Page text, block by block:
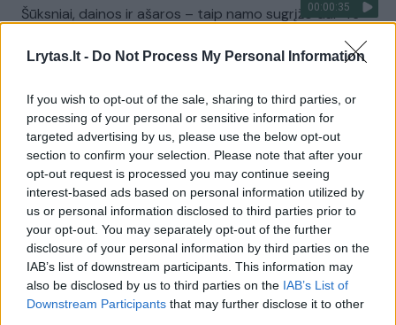
Lrytas.lt - Do Not Process My Personal Information
If you wish to opt-out of the sale, sharing to third parties, or
processing of your personal or sensitive information for
targeted advertising by us, please use the below opt-out
section to confirm your selection. Please note that after your
opt-out request is processed you may continue seeing
interest-based ads based on personal information utilized by
us or personal information disclosed to third parties prior to
your opt-out. You may separately opt-out of the further
disclosure of your personal information by third parties on the
IAB’s list of downstream participants. This information may
also be disclosed by us to third parties on the IAB’s List of
Downstream Participants that may further disclose it to other
00:00:35
Šūksniai, dainos ir ašaros – taip namo sugrįžo dar 49
Žinios | Pasaulis
00:00:47
Dar vieni sėkmingi mainai: į Ukrainą iš rusų nelaisvės
grįžo 115 karių
Žinios | Pasaulis
00:00:21
Kyjivo pajėgos, pasistūmėjusios 35 km į priekį, dalijasi
vaizdais: nufilmavo sulaikytų rusų grupę
Žinios | Pasaulis